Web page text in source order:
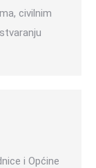
civilnim
i Općine